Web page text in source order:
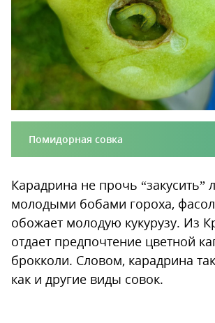
Помидорная совка
Карадрина не прочь “закусить”
молодыми бобами гороха,
обожает молодую кукурузу. Из
отдает предпочтение цветной
брокколи. Словом, карадрина
как и другие виды совок.